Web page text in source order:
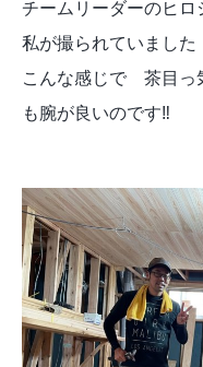
チームリーダーのヒ
私が撮られていまし
こんな感じで 茶目っ
も腕が良いのです‼︎